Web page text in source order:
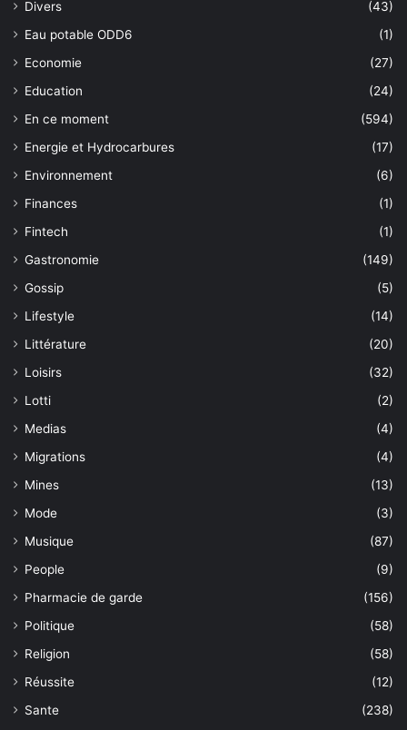
Divers
(43)
Eau potable ODD6
(1)
Economie
(27)
Education
(24)
En ce moment
(594)
Energie et Hydrocarbures
(17)
Environnement
(6)
Finances
(1)
Fintech
(1)
Gastronomie
(149)
Gossip
(5)
Lifestyle
(14)
Littérature
(20)
Loisirs
(32)
Lotti
(2)
Medias
(4)
Migrations
(4)
Mines
(13)
Mode
(3)
Musique
(87)
People
(9)
Pharmacie de garde
(156)
Politique
(58)
Religion
(58)
Réussite
(12)
Sante
(238)